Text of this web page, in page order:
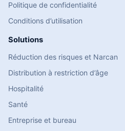
Politique de confidentialité
Conditions d’utilisation
Solutions
Réduction des risques et Narcan
Distribution à restriction d’âge
Hospitalité
Santé
Entreprise et bureau